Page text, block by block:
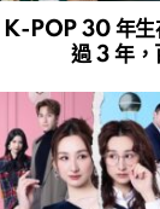
K-POP 30 年生
過 3 年，